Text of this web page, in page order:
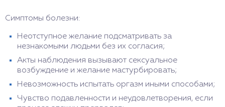
Симптомы болезни:
Неотступное желание подсматривать за
незнакомыми людьми без их согласия;
Акты наблюдения вызывают сексуальное
возбуждение и желание мастурбировать;
Невозможность испытать оргазм иными способами;
Чувство подавленности и неудовлетворения, если